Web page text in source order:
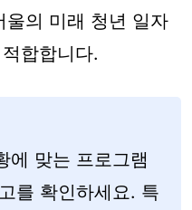
울의 미래 청년 일자
합합니다.
에 맞는 프로그램
를 확인하세요. 특